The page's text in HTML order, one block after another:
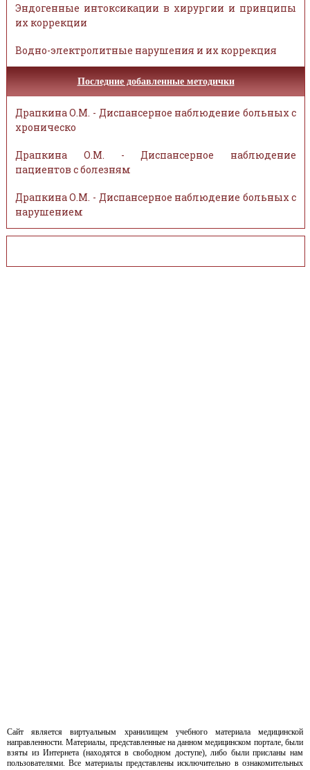
Эндогенные интоксикации в хирургии и принципы
их коррекции
Водно-электролитные нарушения и их коррекция
Последние добавленные методички
Драпкина О.М. - Диспансерное наблюдение больных с
хроническо
Драпкина О.М. - Диспансерное наблюдение
пациентов с болезням
Драпкина О.М. - Диспансерное наблюдение больных с
нарушением
Сайт является виртуальным хранилищем учебного материала медицинской
направленности. Материалы, представленные на данном медицинском портале, были
взяты из Интернета (находятся в свободном доступе), либо были присланы нам
пользователями. Все материалы представлены исключительно в ознакомительных